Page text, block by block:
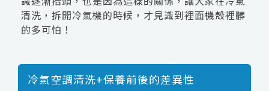
清洗，拆開冷氣機的時候，才見識到裡面機殼裡髒
的多可怕！
冷氣空調清洗+保養前後的差異性